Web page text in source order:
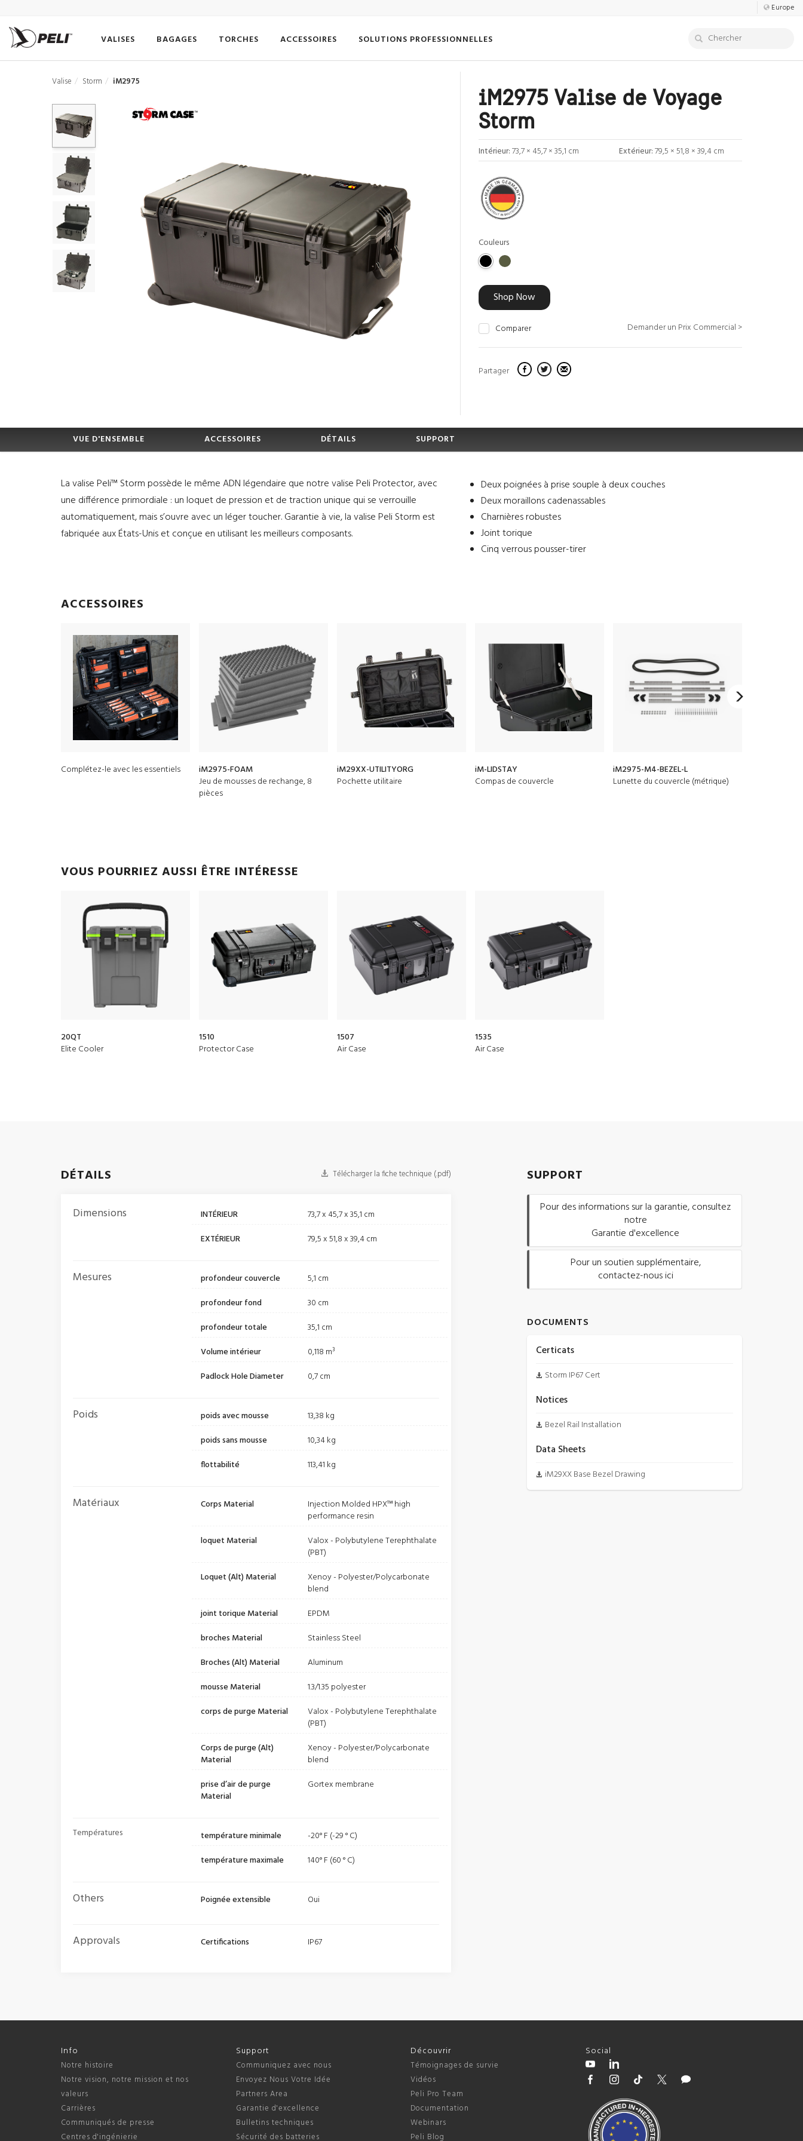
Europe
VALISES BAGAGES TORCHES ACCESSOIRES SOLUTIONS PROFESSIONNELLES
Valise Storm iM2975
iM2975 Valise de Voyage
Storm
Intérieur:73,7 × 45,7 × 35,1 cm Extérieur:79,5 × 51,8 × 39,4 cm
Couleurs
Shop Now
Comparer Demander un Prix Commercial >
Partager
VUE D'ENSEMBLE ACCESSOIRES DÉTAILS SUPPORT
La valise Peli™ Storm possède le même ADN légendaire que notre valise Peli Protector, avec
une différence primordiale : un loquet de pression et de traction unique qui se verrouille
automatiquement, mais s’ouvre avec un léger toucher. Garantie à vie, la valise Peli Storm est
fabriquée aux États-Unis et conçue en utilisant les meilleurs composants.
Deux poignées à prise souple à deux couches
Deux moraillons cadenassables
Charnières robustes
Joint torique
Cinq verrous pousser-tirer
ACCESSOIRES
Complétez-le avec les essentiels
iM2975-FOAM
Jeu de mousses de rechange, 8
pièces
iM29XX-UTILITYORG
Pochette utilitaire
iM-LIDSTAY
Compas de couvercle
iM2975-M4-BEZEL-L
Lunette du couvercle (métrique)
VOUS POURRIEZ AUSSI ÊTRE INTÉRESSE
20QT
Elite Cooler
1510
Protector Case
1507
Air Case
1535
Air Case
DÉTAILS Télécharger la fiche technique (.pdf)
Dimensions INTÉRIEUR
73,7 x 45,7 x 35,1 cm
EXTÉRIEUR
79,5 x 51,8 x 39,4 cm
Mesures profondeur couvercle
5,1 cm
profondeur fond
30 cm
profondeur totale
35,1 cm
Volume intérieur
0,118 m³
Padlock Hole Diameter
0,7 cm
Poids poids avec mousse
13,38 kg
poids sans mousse
10,34 kg
flottabilité
113,41 kg
Matériaux Corps Material
Injection Molded HPX™ high
performance resin
loquet Material
Valox - Polybutylene Terephthalate
(PBT)
Loquet (Alt) Material
Xenoy - Polyester/Polycarbonate
blend
joint torique Material
EPDM
broches Material
Stainless Steel
Broches (Alt) Material
Aluminum
mousse Material
1.3/1.35 polyester
corps de purge Material
Valox - Polybutylene Terephthalate
(PBT)
Corps de purge (Alt)
Material
Xenoy - Polyester/Polycarbonate
blend
prise d’air de purge
Material
Gortex membrane
Températures température minimale
-20° F (-29 ° C)
température maximale
140° F (60 ° C)
Others Poignée extensible Oui
Approvals Certifications IP67
SUPPORT
Pour des informations sur la garantie, consultez
notre
Garantie d'excellence
Pour un soutien supplémentaire,
contactez-nous ici
DOCUMENTS
Certicats
Storm IP67 Cert
Notices
Bezel Rail Installation
Data Sheets
iM29XX Base Bezel Drawing
Info
Notre histoire
Notre vision, notre mission et nos
valeurs
Carrières
Communiqués de presse
Centres d'ingénierie
Support
Communiquez avec nous
Envoyez Nous Votre Idée
Partners Area
Garantie d'excellence
Bulletins techniques
Sécurité des batteries
Découvrir
Témoignages de survie
Vidéos
Peli Pro Team
Documentation
Webinars
Peli Blog
Social